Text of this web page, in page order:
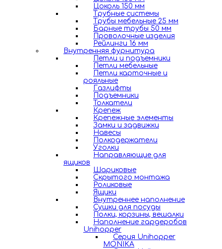
Цоколь 150 мм
Трубные системы
Трубы мебельные 25 мм
Барные трубы 50 мм
Проволочные изделия
Рейлинги 16 мм
Внутренняя фурнитура
Петли и подъемники
Петли мебельные
Петли карточные и
рояльные
Газлифты
Подъемники
Толкатели
Крепеж
Крепежные элементы
Замки и задвижки
Навесы
Полкодержатели
Уголки
Направляющие для
ящиков
Шариковые
Скрытого монтажа
Роликовые
Ящики
Внутреннее наполнение
Сушки для посуды
Полки, корзины, вешалки
Наполнение гардеробов
Unihopper
Серия Unihopper
MONIKA